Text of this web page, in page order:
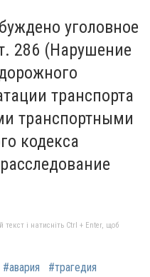
уголовное
286 (Нарушение
транспорта
транспортными
кодекса
і натисніть Ctrl + Enter, щоб
#авария #трагедия